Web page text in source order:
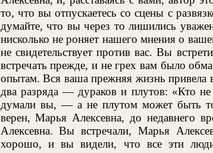
то, что вы отпускаетесь со сцены с
думайте, что вы через то лишились
нисколько не роняет нашего мнения о
не свидетельствует против вас. Вы
встречать прежде, и не грех вам было
опытам. Вся ваша прежняя жизнь привела
два разряда — дураков и плутов: «Кто
думали вы, — а не плутом может быть
верен, Марья Алексевна, до недавнего
Алексевна. Вы встречали, Марья
хорошо, и вы видели, что все эти